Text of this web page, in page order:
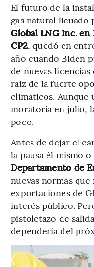
El futuro de la
gas natural
Global LNG Inc.
CP2, quedó en
año cuando Biden
de nuevas
raíz de la fuerte
climáticos. Aunque
moratoria en julio,
poco.
Antes de dejar el
la pausa él mismo
Departamento de
nuevas normas
exportaciones de
interés público.
pistoletazo de
dependería del